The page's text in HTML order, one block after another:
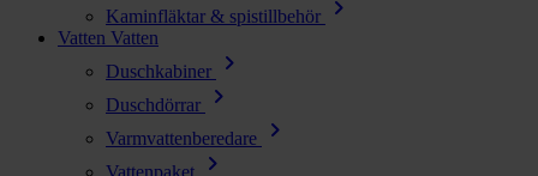
Kaminfläktar & spistillbehör chevron_right
Vatten Vatten
Duschkabiner
chevron_right
Duschdörrar chevron_right
Varmvattenberedare chevron_right
Vattenpaket chevron_right